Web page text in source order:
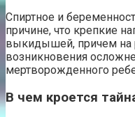
Спиртное и
причине, что крепкие
выкидышей, причем на
возникновения
мертворожденного
В чем кроется